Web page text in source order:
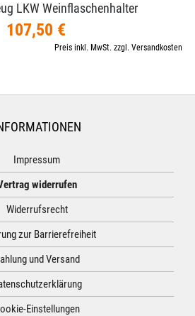
LKW Weinflaschenhalter
107,50 €
Preis inkl. MwSt. zzgl. Versandkosten
Impressum
widerrufen
Widerrufsrecht
zur Barrierefreiheit
und Versand
Einstellungen